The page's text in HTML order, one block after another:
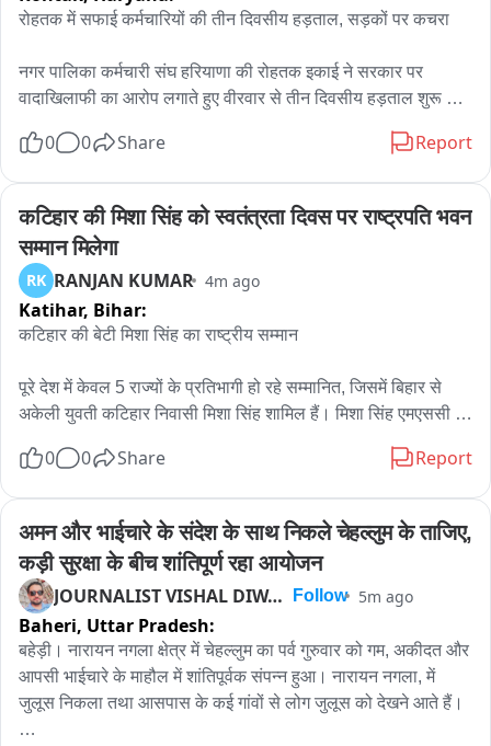
रोहतक में सफाई कर्मचारियों की तीन दिवसीय हड़ताल, सड़कों पर कचरा
नगर पालिका कर्मचारी संघ हरियाणा की रोहतक इकाई ने सरकार पर
वादाखिलाफी का आरोप लगाते हुए वीरवार से तीन दिवसीय हड़ताल शुरू कर
जिसके चलते सफाई व्यवस्था पटरी से उतर गई और सड़कों पर कचरा फैल
है। इकाई प्रधान शंभू टांक ने बताया कि मांगें पूरी नहीं होने से 8 अगस्त तक
तीन दिवसीय हड़ताल रहेगी। उन्होंने बताया कि 13 मई को सरकार के साथ
हुई वार्ता में कर्मचारियों की मांगों से संबंधित परिपत्र अभी तक जारी नहीं किए
गए हैं। सरकार ने मांगें नहीं मानीं तो यह हड़ताल अनिश्चितकालीन हो
जाएगी।
0 0 Share Report
कटिहार की मिशा सिंह को स्वतंत्रता दिवस पर राष्ट्रपति भवन
सम्मान मिलेगा
RK RANJAN KUMAR 4m ago
Katihar, Bihar:
कटिहार की बेटी मिशा सिंह का राष्ट्रीय सम्मान
पूरे देश में केवल 5 राज्यों के प्रतिभागी हो रहे सम्मानित, जिसमें बिहार से
अकेली युवती कटिहार निवासी मिशा सिंह शामिल हैं। मिशा सिंह एमएससी
पदार्थों की गुणवत्ता को अंतिम उपभोक्ता तक सुरक्षित पहुंचाने के क्षेत्र में कार्य
से लॉजिस्टिक्स मार्केटिंग और ट्रांसपोर्टिंग के क्षेत्र में सक्रिय हैं। उन्होंने
कहा कि उन्होंने शीघ्र खराब होने वाले खाद्य पदार्थों के परिवहन के लिए
कोल्ड चेन, कोल्ड स्टोर और रीफ्रिजरेटेड ट्रैकों का व्यापक उपयोग शुरू
किया ताकि उत्पादों की गुणवत्ता बनी रहे, खाद्य नुकसान कम हो और
उपभोक्ताओं तक ताजा सामान पहुंचे। वर्तमान में विभिन्न राज्यों और विदेशों से
खाद्य सामग्री देश के अलग-अलग बाजारों तक पहुंचती है, लेकिन मजबूत
कोल्ड चेन की व्यवस्था के अभाव में अंतिम उपभोक्ता तक पहुंचते-पहुंचते
उसकी गुणवत्ता प्रभावित हो जाती है। अगर परिवहन और भंडारण में कोल्ड
चेन सिस्टम अपनाया जाए तो मछली सहित अन्य खाद्य पदार्थों को लंबे समय
0 0 Share Report
अमन और भाईचारे के संदेश के साथ निकले चेहल्लुम के ताजिए,
कड़ी सुरक्षा के बीच शांतिपूर्ण रहा आयोजन
JOURNALIST VISHAL DIWAKAR
Follow 5m ago
Baheri, Uttar Pradesh:
बहेड़ी। नारायन नगला क्षेत्र में चेहल्लुम का पर्व गुरुवार को गम, अकीदत और
आपसी भाईचारे के माहौल में शांतिपूर्वक संपन्न हुआ। नारायन नगला, में
जुलूस निकला तथा आसपास के कई गांवों से लोग जुलूस को देखने आते हैं।